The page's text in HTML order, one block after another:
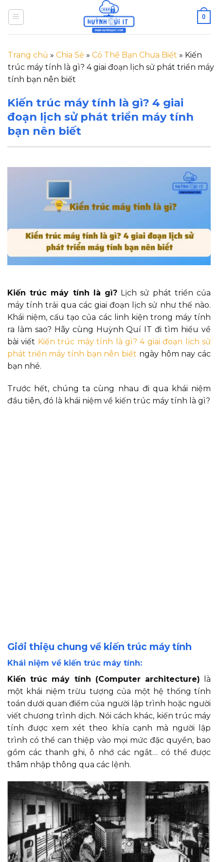
0
Trang chủ » Chia Sẻ » Có Thể Bạn Chưa Biết » Kiến
trúc máy tính là gì? 4 giai đoạn lịch sử phát triển máy
tính bạn nên biết
Kiến trúc máy tính là gì? 4 giai
đoạn lịch sử phát triển máy tính
bạn nên biết
Kiến trúc máy tính là gì? Lịch sử phát triển của
máy tính trải qua các giai đoạn lịch sử như thế nào.
Khái niệm, cấu tạo của các linh kiện trong máy tính
ra làm sao? Hãy cùng Huỳnh Quí IT đi tìm hiểu về
bài viết Kiến trúc máy tính là gì? 4 giai đoạn lịch sử
phát triển máy tính bạn nên biết ngày hôm nay các
bạn nhé.
Trước hết, chúng ta cùng nhau đi qua khái niệm
đầu tiên, đó là khái niệm về kiến trúc máy tính là gì?
Giới thiệu chung về kiến trúc máy tính
Khái niệm về kiến trúc máy tính:
Kiến trúc máy tính (Computer architecture) là
một khái niệm trừu tượng của một hệ thống tính
toán dưới quan điểm của người lập trình hoặc người
viết chương trình dịch. Nói cách khác, kiến trúc máy
tính được xem xét theo khía cạnh mà người lập
trình có thể can thiệp vào mọi mức đặc quyền, bao
gồm các thanh ghi, ô nhớ các ngắt… có thể được
thâm nhập thông qua các lệnh.